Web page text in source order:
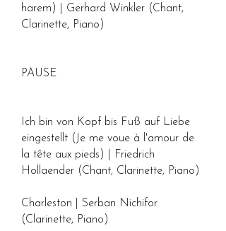
harem) | Gerhard Winkler (Chant,
Clarinette, Piano)
PAUSE
Ich bin von Kopf bis Fuß auf Liebe
eingestellt (Je me voue à l'amour de
la tête aux pieds) | Friedrich
Hollaender (Chant, Clarinette, Piano)
Charleston | Serban Nichifor
(Clarinette, Piano)